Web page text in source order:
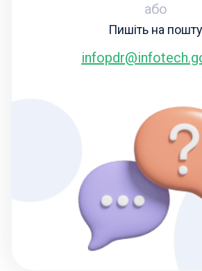
або
Пишіть на пошту